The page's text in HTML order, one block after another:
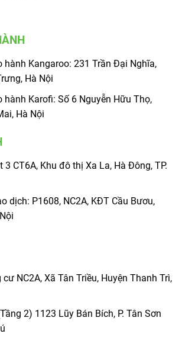
hành Kangaroo: 231 Trần Đại Nghĩa,
Hà Nội
hành Karofi: Số 6 Nguyễn Hữu Thọ,
Hà Nội
3 CT6A, Khu đô thị Xa La, Hà Đông, TP.
dịch: P1608, NC2A, KĐT Cầu Bươu,
cư NC2A, Xã Tân Triều, Huyện Thanh Trì,
2) 1123 Lũy Bán Bích, P. Tân Sơn